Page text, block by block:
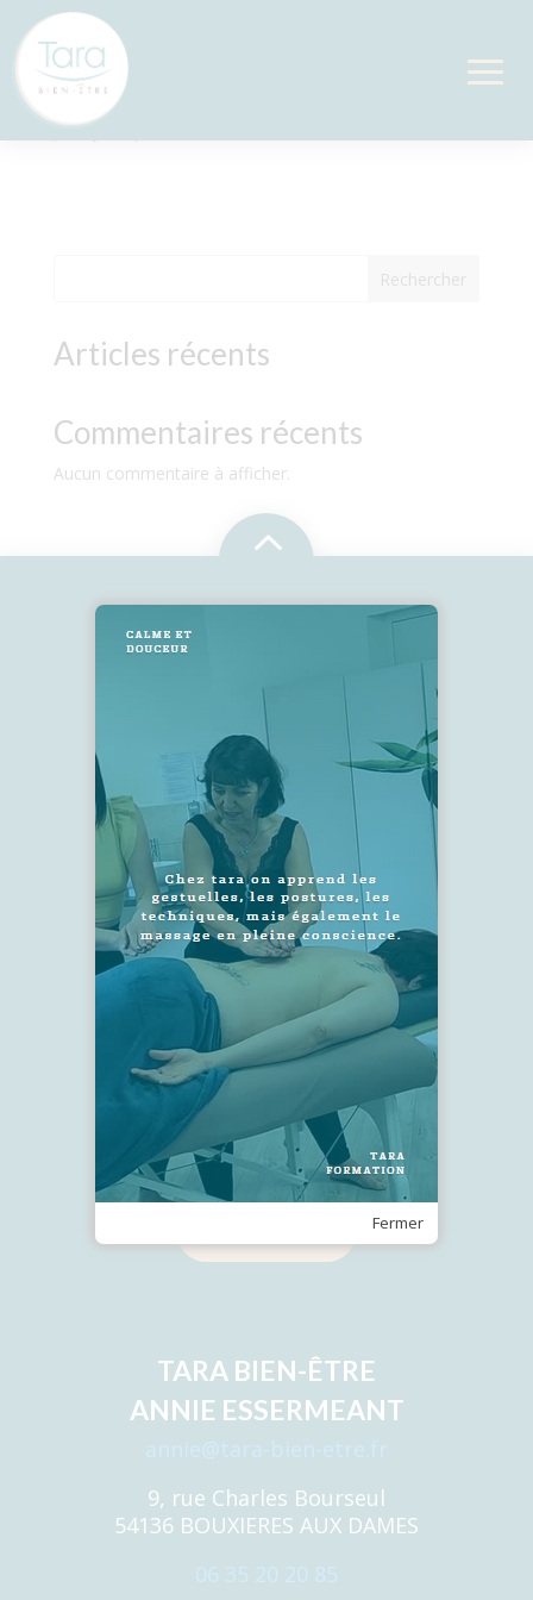
Diapasons niveau 1
parSylvie
Rechercher
Articles récents
Commentaires récents
Aucun commentaire à afficher.
2
SUIVEZ-NOUS !
Recevez notre Newsletter
TARA BIEN-ÊTRE
ANNIE ESSERMEANT
annie@tara-bien-etre.fr
9, rue Charles Bourseul
54136 BOUXIERES AUX DAMES
06 35 20 20 85
Fermer